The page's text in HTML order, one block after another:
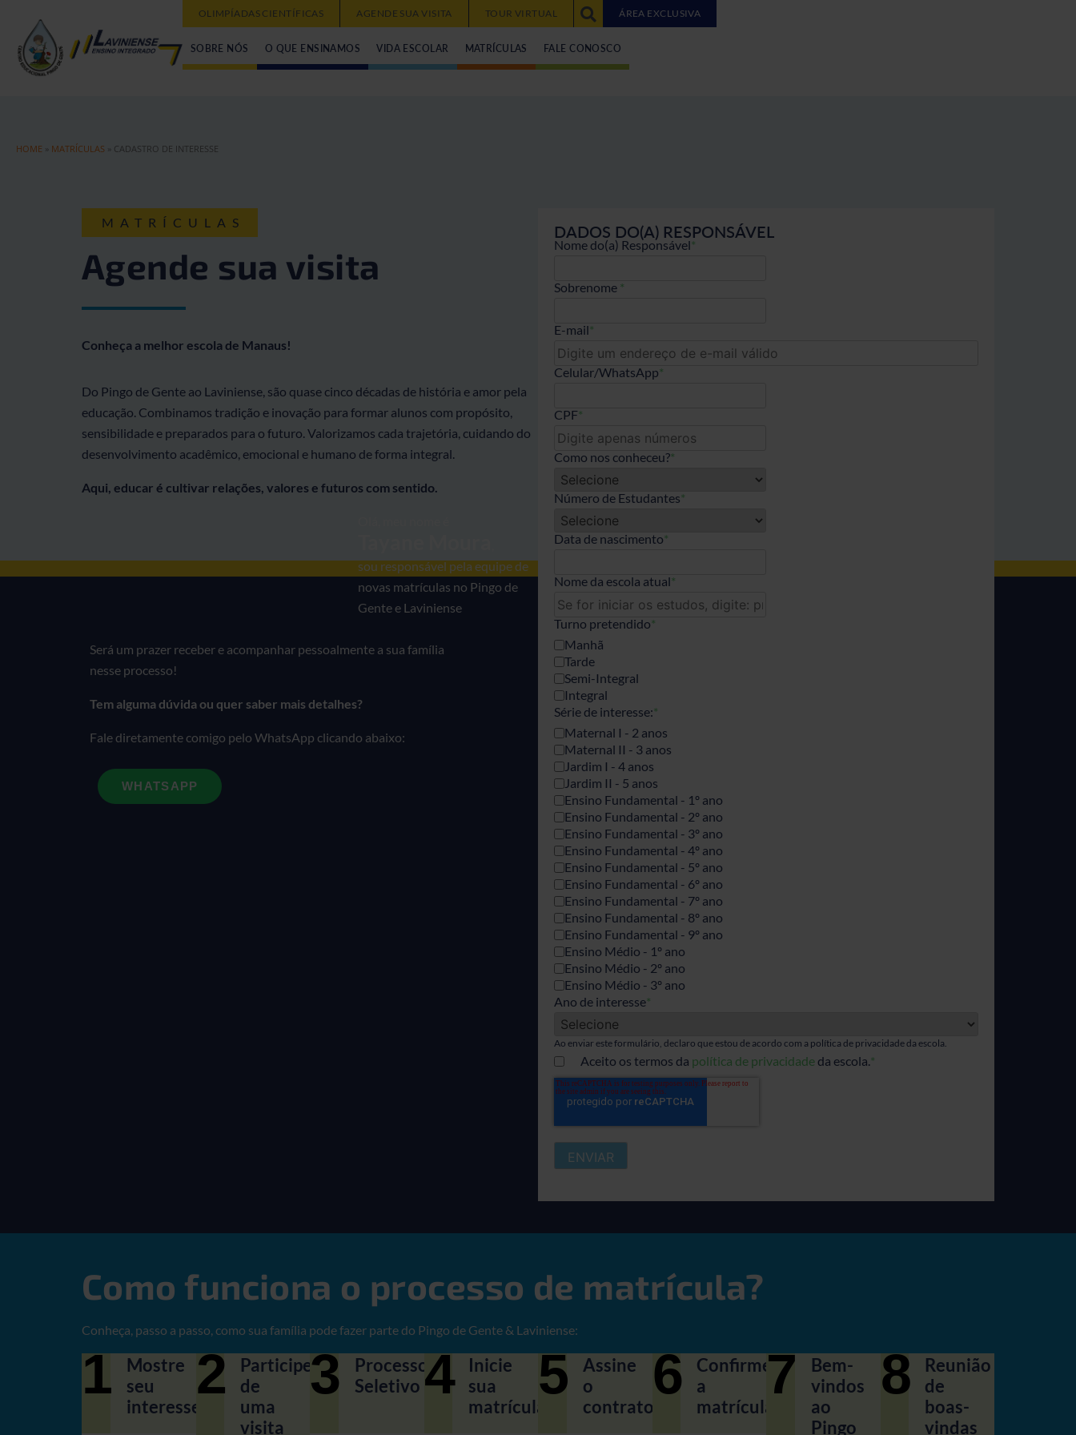
OLIMPÍADAS CIENTÍFICAS AGENDE SUA VISITA TOUR VIRTUAL ÁREA EXCLUSIVA
SOBRE NÓS O QUE ENSINAMOS VIDA ESCOLAR MATRÍCULAS FALE CONOSCO
HOME MATRÍCULAS CADASTRO DE INTERESSE
MATRÍCULAS
Agende sua visita
Conheça a melhor escola de Manaus!
Do Pingo de Gente ao Laviniense, são quase cinco décadas de história e amor pela
educação. Combinamos tradição e inovação para formar alunos com propósito,
sensibilidade e preparados para o futuro. Valorizamos cada trajetória, cuidando do
desenvolvimento acadêmico, emocional e humano de forma integral.
Aqui, educar é cultivar relações, valores e futuros com sentido.
sou responsável pela equipe de
novas matrículas no Pingo de
Gente e Laviniense
Será um prazer receber e acompanhar pessoalmente a sua família
nesse processo!
Tem alguma dúvida ou quer saber mais detalhes?
Fale diretamente comigo pelo WhatsApp clicando abaixo:
WHATSAPP
DADOS DO(A) RESPONSÁVEL
Nome do(a) Responsável*
Sobrenome *
E-mail*
Celular/WhatsApp*
CPF*
Como nos conheceu?*
Número de Estudantes*
Data de nascimento*
Nome da escola atual*
Turno pretendido*
Manhã
Tarde
Semi-Integral
Integral
Série de interesse:*
Maternal I - 2 anos
Maternal II - 3 anos
Jardim I - 4 anos
Jardim II - 5 anos
Ensino Fundamental - 1º ano
Ensino Fundamental - 2º ano
Ensino Fundamental - 3º ano
Ensino Fundamental - 4º ano
Ensino Fundamental - 5º ano
Ensino Fundamental - 6º ano
Ensino Fundamental - 7º ano
Ensino Fundamental - 8º ano
Ensino Fundamental - 9º ano
Ensino Médio - 1º ano
Ensino Médio - 2º ano
Ensino Médio - 3º ano
Ano de interesse*
Ao enviar este formulário, declaro que estou de acordo com a política de privacidade da escola.
Aceito os termos da política de privacidade da escola.*
Como funciona o processo de matrícula?
Conheça, passo a passo, como sua família pode fazer parte do Pingo de Gente & Laviniense:
1
Mostre
seu
interesse
2
Participe
de
uma
visita
3
Processo
Seletivo 4
Inicie
sua
matrícula
5
Assine
o
contrato
6
Confirme
a
matrícula
7
Bem-
vindos
ao
Pingo
8
Reunião
de
boas-
vindas